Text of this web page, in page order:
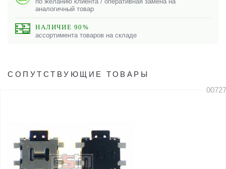
аналогичный товар
НАЛИЧИЕ 90%
ассортимента товаров на складе
СОПУТСТВУЮЩИЕ ТОВАРЫ